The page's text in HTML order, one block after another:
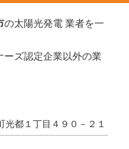
の太陽光発電 業者を一
ーズ認定企業以外の業
光都１丁目４９０－２１